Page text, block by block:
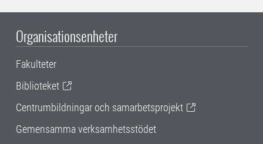
Organisationsenheter
Fakulteter
Biblioteket
Centrumbildningar och samarbetsprojekt
Gemensamma verksamhetsstödet